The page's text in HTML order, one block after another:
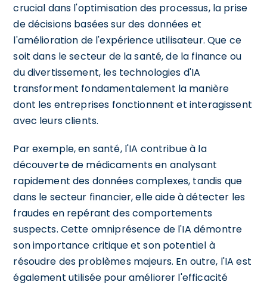
crucial dans l'optimisation des processus, la prise
de décisions basées sur des données et
l'amélioration de l'expérience utilisateur. Que ce
soit dans le secteur de la santé, de la finance ou
du divertissement, les technologies d'IA
transforment fondamentalement la manière
dont les entreprises fonctionnent et interagissent
avec leurs clients.
Par exemple, en santé, l'IA contribue à la
découverte de médicaments en analysant
rapidement des données complexes, tandis que
dans le secteur financier, elle aide à détecter les
fraudes en repérant des comportements
suspects. Cette omniprésence de l'IA démontre
son importance critique et son potentiel à
résoudre des problèmes majeurs. En outre, l'IA est
également utilisée pour améliorer l'efficacité